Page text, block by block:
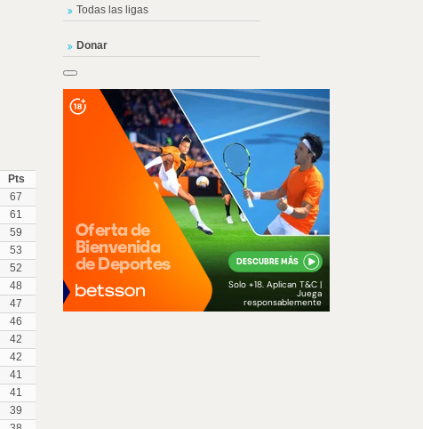
Pts
67
61
59
53
52
48
47
46
42
42
41
41
39
Todas las ligas
Donar